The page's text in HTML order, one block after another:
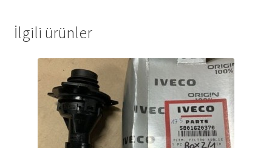
İlgili ürünler